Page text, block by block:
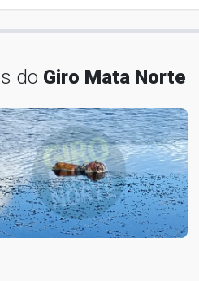
do Giro Mata Norte